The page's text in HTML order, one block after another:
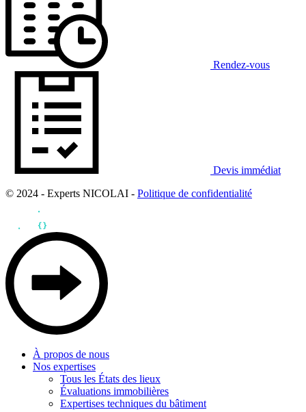
Rendez-vous
Devis immédiat
© 2024 - Experts NICOLAI - Politique de confidentialité
À propos de nous
Nos expertises
Tous les États des lieux
Évaluations immobilières
Expertises techniques du bâtiment